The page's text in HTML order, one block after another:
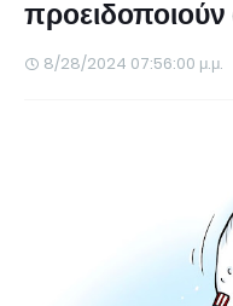
8/28/2024 07:56:00 μ.μ.